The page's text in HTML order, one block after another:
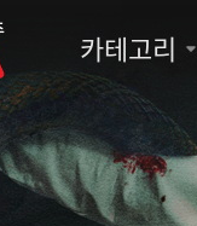
카테고리